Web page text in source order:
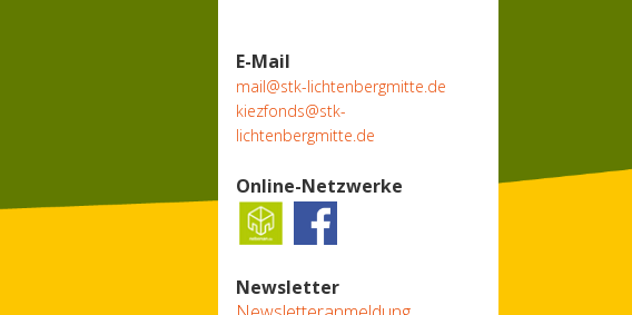
E-Mail
mail@stk-lichtenbergmitte.de
kiezfonds@stk-
lichtenbergmitte.de
Online-Netzwerke
Newsletter